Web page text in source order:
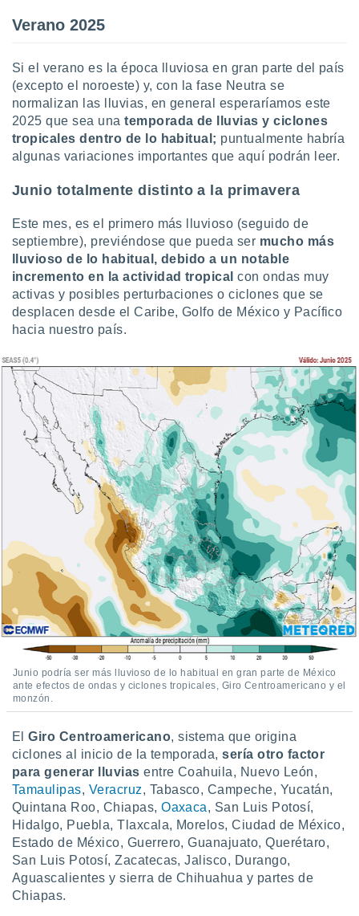
e
mediante
publicidad
publicidad
de
1199
Verano 2025
Si el verano es la época lluviosa en gran parte del país
(excepto el noroeste) y, con la fase Neutra se
normalizan las lluvias, en general esperaríamos este
2025 que sea una temporada de lluvias y ciclones
tropicales dentro de lo habitual; puntualmente habría
algunas variaciones importantes que aquí podrán leer.
Junio totalmente distinto a la primavera
Este mes, es el primero más lluvioso (seguido de
septiembre), previéndose que pueda ser mucho más
lluvioso de lo habitual, debido a un notable
incremento en la actividad tropicalcon ondas muy
activas y posibles perturbaciones o ciclones que se
desplacen desde el Caribe, Golfo de México y Pacífico
hacia nuestro país.
Junio podría ser más lluvioso de lo habitual en gran parte de México
ante efectos de ondas y ciclones tropicales, Giro Centroamericano y el
monzón.
El Giro Centroamericano, sistema que origina
ciclones al inicio de la temporada,sería otro factor
para generar lluvias entre Coahuila, Nuevo León,
Tamaulipas, Veracruz, Tabasco, Campeche, Yucatán,
Quintana Roo, Chiapas,Oaxaca, San Luis Potosí,
Hidalgo, Puebla, Tlaxcala, Morelos, Ciudad de México,
Estado de México, Guerrero, Guanajuato, Querétaro,
San Luis Potosí, Zacatecas, Jalisco, Durango,
Aguascalientes y sierra de Chihuahua y partes de
Chiapas.